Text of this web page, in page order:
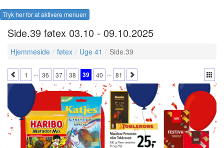
Tryk her for at aktivere menuen
Side.39 føtex 03.10 - 09.10.2025
Hjemmeside føtex Uge 41 Side.39
1 ... 36 37 38 39 40 ... 81